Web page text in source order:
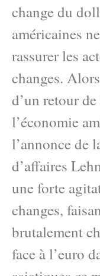
change du
américaines
rassurer les
changes.
d’un retour
l’économie
l’annonce de
d’affaires
une forte
changes,
brutalement
face à l’euro